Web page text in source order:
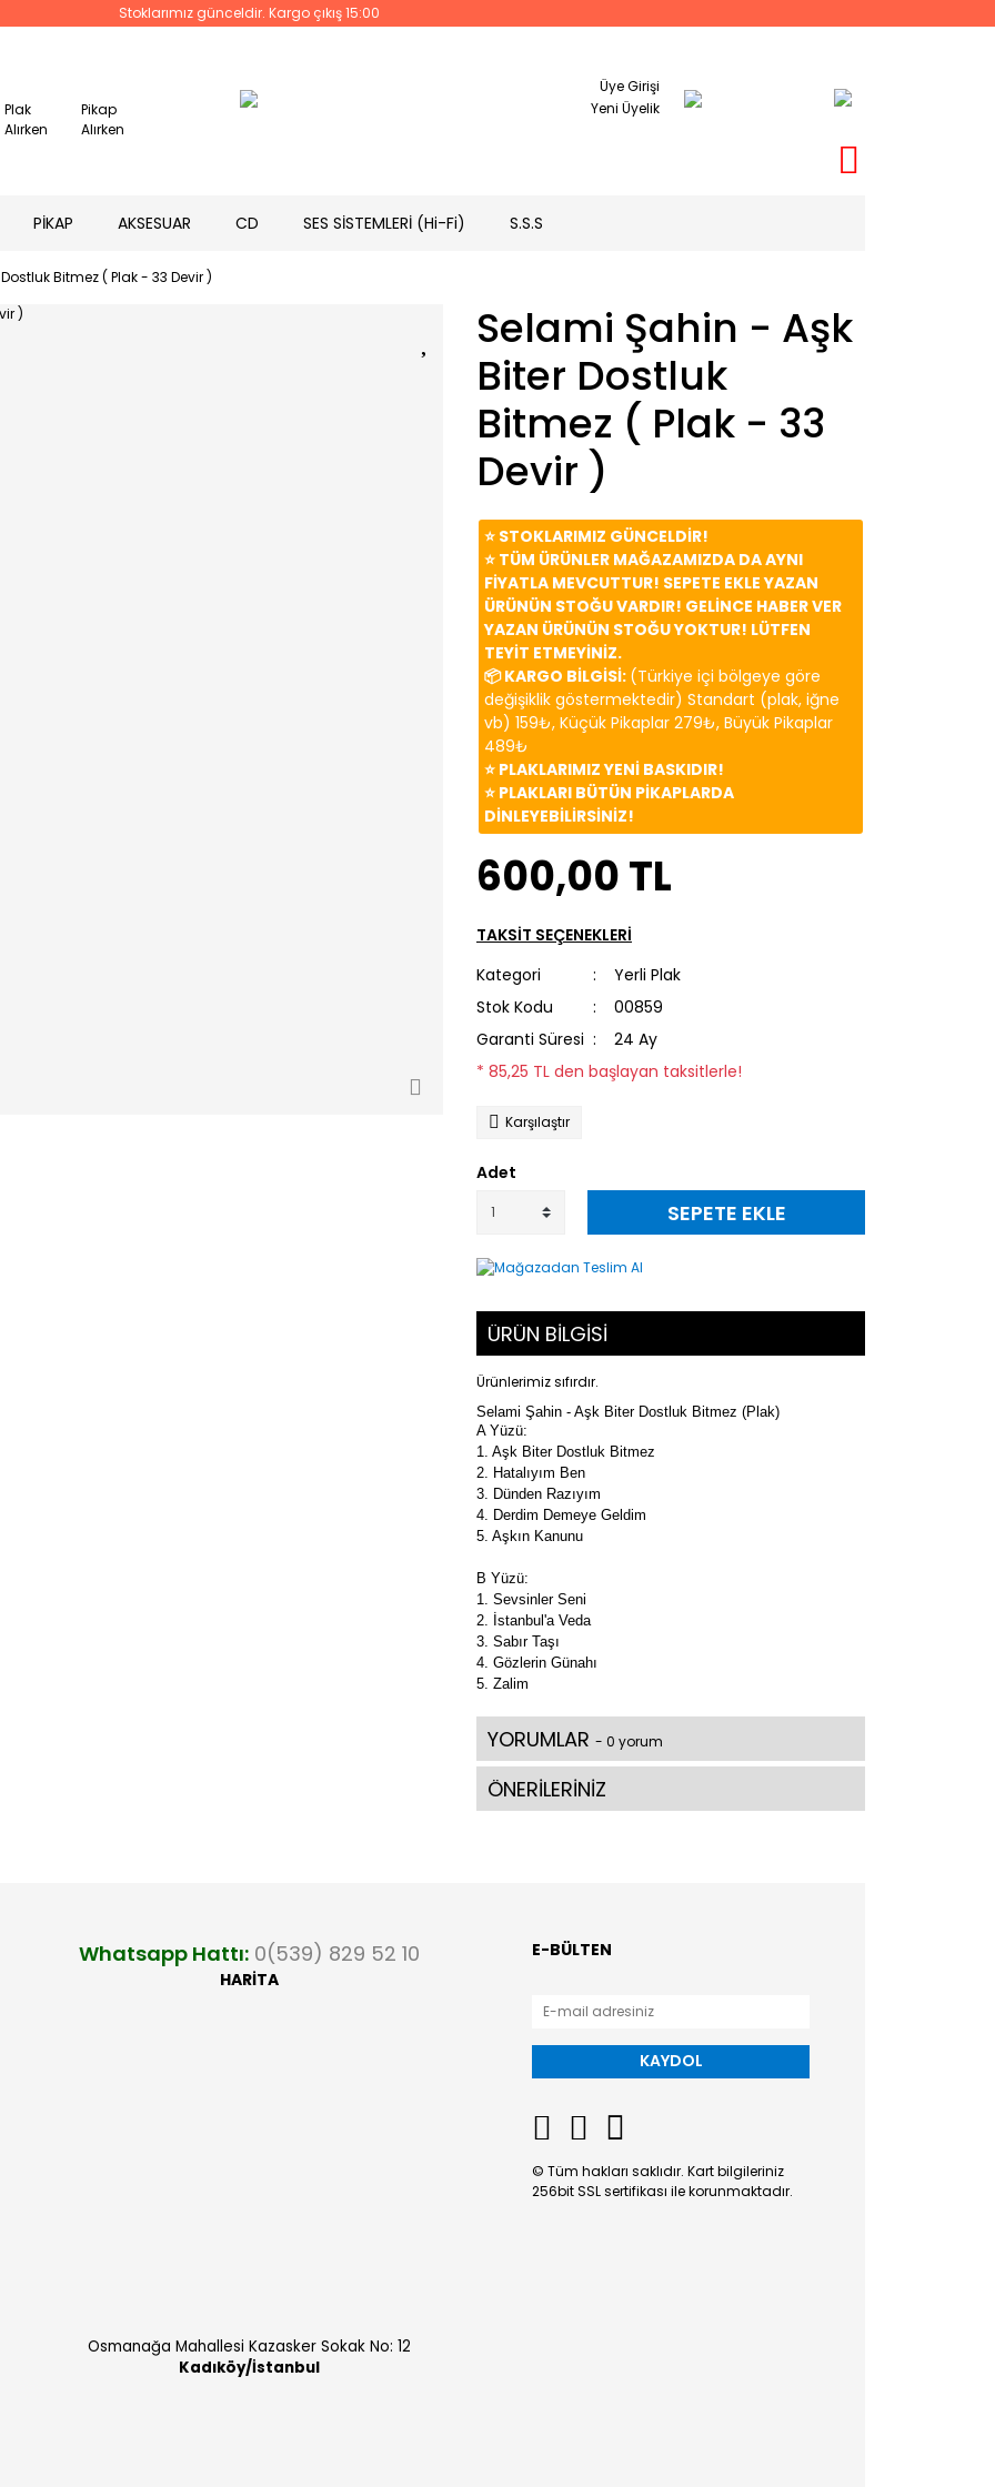
Stoklarımız günceldir. Kargo çıkış 15:00
Plak
Alırken
Pikap
Alırken
Üye Girişi
Yeni Üyelik
PİKAP AKSESUAR CD SES SİSTEMLERİ (Hi-Fi) S.S.S
Bitmez ( Plak - 33 Devir )
Selami Şahin - Aşk
Biter Dostluk
Bitmez ( Plak - 33
Devir )
⭐️ STOKLARIMIZ GÜNCELDİR!
⭐️ TÜM ÜRÜNLER MAĞAZAMIZDA DA AYNI
FİYATLA MEVCUTTUR! SEPETE EKLE YAZAN
ÜRÜNÜN STOĞU VARDIR! GELİNCE HABER VER
YAZAN ÜRÜNÜN STOĞU YOKTUR! LÜTFEN
TEYİT ETMEYİNİZ.
📦 KARGO BİLGİSİ: (Türkiye içi bölgeye göre
değişiklik göstermektedir) Standart (plak, iğne
vb) 159₺, Küçük Pikaplar 279₺, Büyük Pikaplar
489₺
⭐️ PLAKLARIMIZ YENİ BASKIDIR!
⭐️ PLAKLARI BÜTÜN PİKAPLARDA
DİNLEYEBİLİRSİNİZ!
600,00 TL
TAKSİT SEÇENEKLERİ
Kategori
Yerli Plak
Stok Kodu
00859
Garanti Süresi
24 Ay
* 85,25 TL den başlayan taksitlerle!
Karşılaştır
Adet
SEPETE EKLE
ÜRÜN BİLGİSİ
Ürünlerimiz sıfırdır.
Selami Şahin - Aşk Biter Dostluk Bitmez (Plak)
A Yüzü:
1. Aşk Biter Dostluk Bitmez
2. Hatalıyım Ben
3. Dünden Razıyım
4. Derdim Demeye Geldim
5. Aşkın Kanunu
B Yüzü:
1. Sevsinler Seni
2. İstanbul'a Veda
3. Sabır Taşı
4. Gözlerin Günahı
5. Zalim
YORUMLAR - 0 yorum
ÖNERİLERİNİZ
Whatsapp Hattı: 0(539) 829 52 10
HARİTA
Osmanağa Mahallesi Kazasker Sokak No: 12
Kadıköy/İstanbul
E-BÜLTEN
KAYDOL
© Tüm hakları saklıdır. Kart bilgileriniz
256bit SSL sertifikası ile korunmaktadır.